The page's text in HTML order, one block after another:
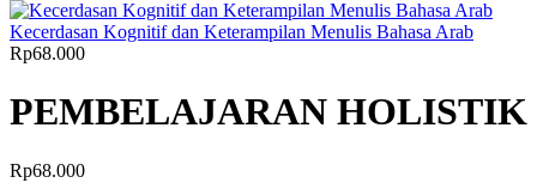
Kecerdasan Kognitif dan Keterampilan Menulis Bahasa Arab
Rp68.000
PEMBELAJARAN HOLISTIK
Rp68.000